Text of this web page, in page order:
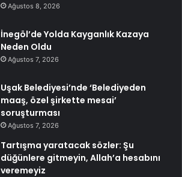
Ağustos 8, 2026
İnegöl’de Yolda Kayganlık Kazaya
Neden Oldu
Ağustos 7, 2026
Uşak Belediyesi’nde ‘Belediyeden
maaş, özel şirkette mesai’
soruşturması
Ağustos 7, 2026
Tartışma yaratacak sözler: Şu
düğünlere gitmeyin, Allah’a hesabını
veremeyiz